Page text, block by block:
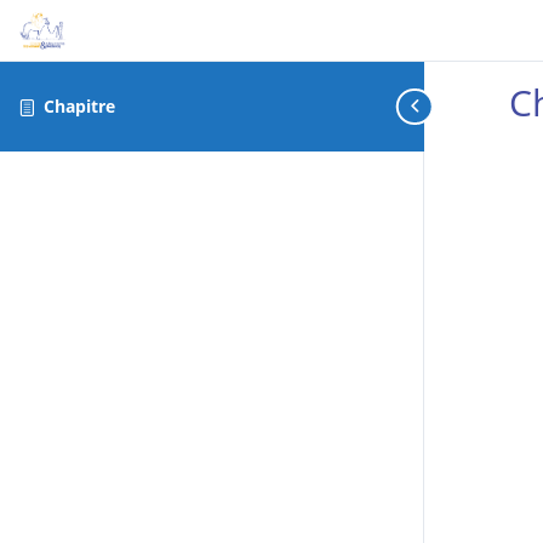
Chapitre